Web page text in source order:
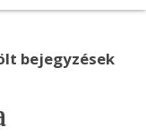
bejegyzések